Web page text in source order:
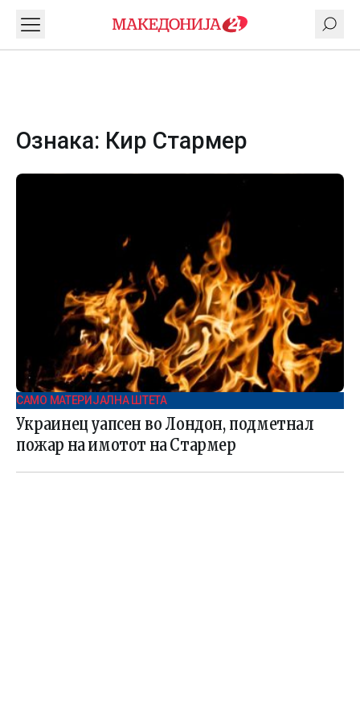
Ознака: Кир Стармер
САМО МАТЕРИЈАЛНА ШТЕТА
Украинец уапсен во Лондон, подметнал
пожар на имотот на Стармер